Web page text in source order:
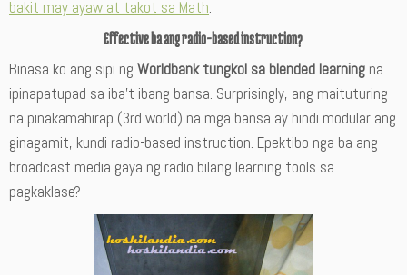
bakit may ayaw at takot sa Math.
Effective ba ang radio-based instruction?
Binasa ko ang sipi ng Worldbank tungkol sa blended learning na
ipinapatupad sa iba’t ibang bansa. Surprisingly, ang maituturing
na pinakamahirap (3rd world) na mga bansa ay hindi modular ang
ginagamit, kundi radio-based instruction. Epektibo nga ba ang
broadcast media gaya ng radio bilang learning tools sa
pagkaklase?